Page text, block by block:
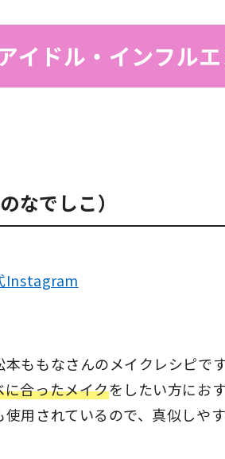
イドル・インフル
なでしこ）
Instagram
本ももなさんのメイクレシピです
合ったメイクをしたい方にお
用されているので、真似しや